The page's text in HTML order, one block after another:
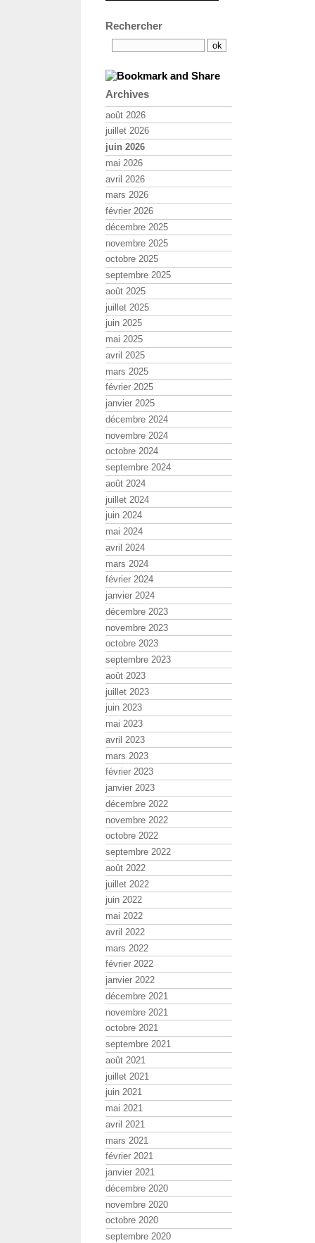
Rechercher
Archives
août 2026
juillet 2026
juin 2026
mai 2026
avril 2026
mars 2026
février 2026
décembre 2025
novembre 2025
octobre 2025
septembre 2025
août 2025
juillet 2025
juin 2025
mai 2025
avril 2025
mars 2025
février 2025
janvier 2025
décembre 2024
novembre 2024
octobre 2024
septembre 2024
août 2024
juillet 2024
juin 2024
mai 2024
avril 2024
mars 2024
février 2024
janvier 2024
décembre 2023
novembre 2023
octobre 2023
septembre 2023
août 2023
juillet 2023
juin 2023
mai 2023
avril 2023
mars 2023
février 2023
janvier 2023
décembre 2022
novembre 2022
octobre 2022
septembre 2022
août 2022
juillet 2022
juin 2022
mai 2022
avril 2022
mars 2022
février 2022
janvier 2022
décembre 2021
novembre 2021
octobre 2021
septembre 2021
août 2021
juillet 2021
juin 2021
mai 2021
avril 2021
mars 2021
février 2021
janvier 2021
décembre 2020
novembre 2020
octobre 2020
septembre 2020